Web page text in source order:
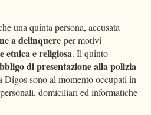
una quinta persona, accusata
a delinquere per motivi
etnica e religiosa. Il quinto
di presentazione alla polizia
Digos sono al momento occupati in
personali, domiciliari ed informatiche